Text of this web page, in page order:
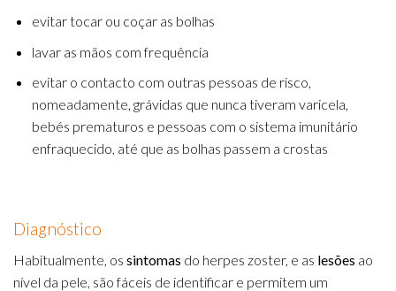
evitar tocar ou coçar as bolhas
lavar as mãos com frequência
evitar o contacto com outras pessoas de risco,
nomeadamente, grávidas que nunca tiveram varicela,
bebés prematuros e pessoas com o sistema imunitário
enfraquecido, até que as bolhas passem a crostas
Diagnóstico
Habitualmente, os sintomas do herpes zoster, e as lesões ao
nível da pele, são fáceis de identificar e permitem um